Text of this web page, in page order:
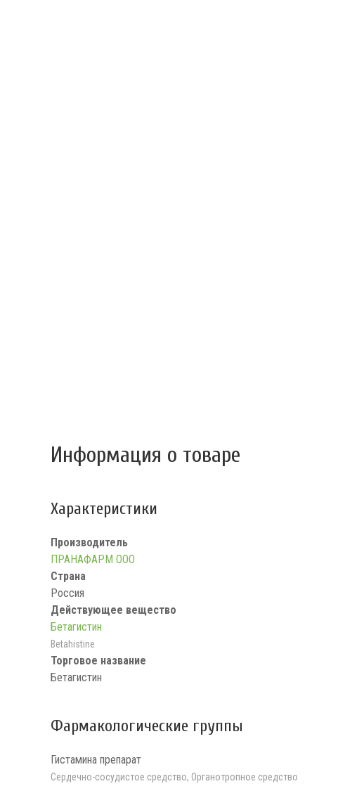
Информация о товаре
Характеристики
Производитель
ПРАНАФАРМ ООО
Страна
Россия
Действующее вещество
Бетагистин
Betahistine
Торговое название
Бетагистин
Фармакологические группы
Гистамина препарат
Сердечно-сосудистое средство, Органотропное средство